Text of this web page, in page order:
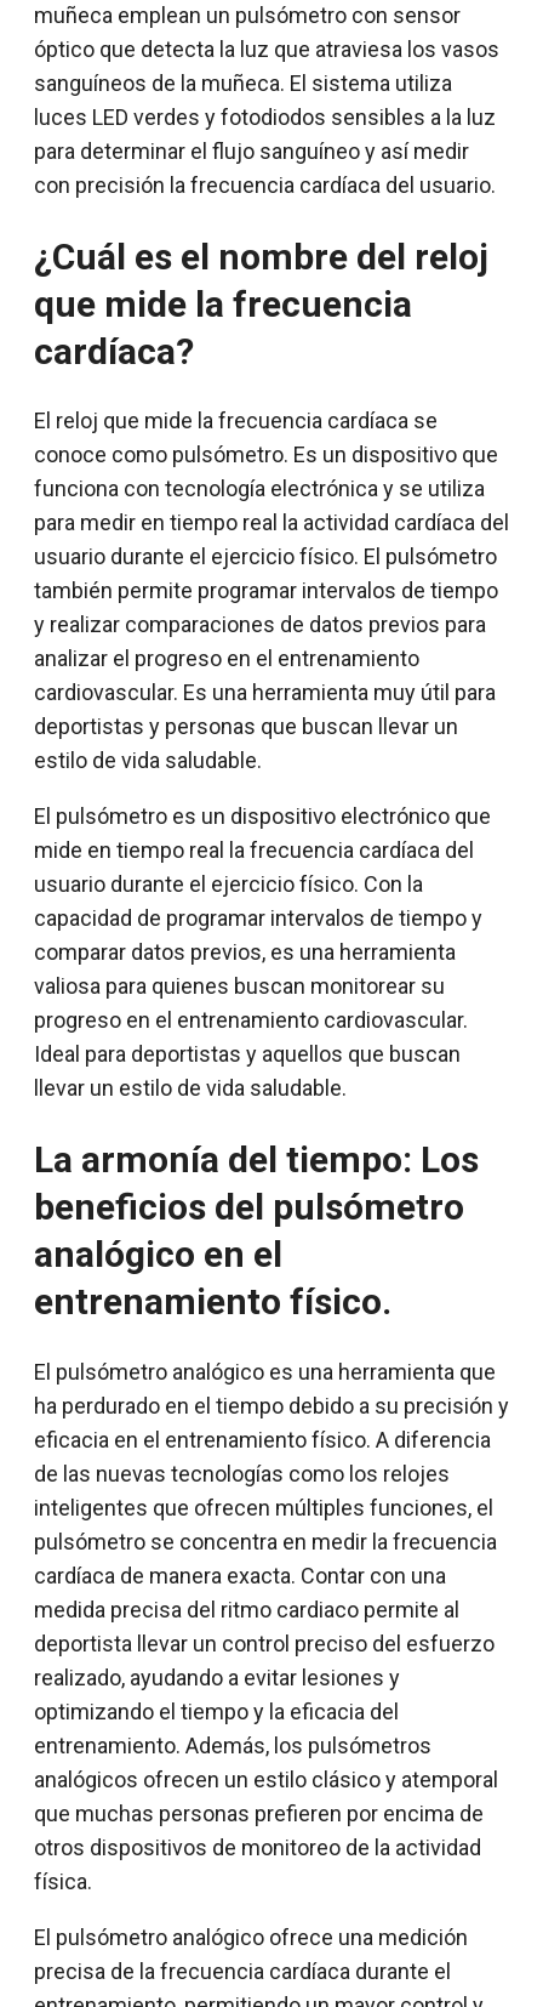
muñeca emplean un pulsómetro con sensor
óptico que detecta la luz que atraviesa los vasos
sanguíneos de la muñeca. El sistema utiliza
luces LED verdes y fotodiodos sensibles a la luz
para determinar el flujo sanguíneo y así medir
con precisión la frecuencia cardíaca del usuario.
¿Cuál es el nombre del reloj
que mide la frecuencia
cardíaca?
El reloj que mide la frecuencia cardíaca se
conoce como pulsómetro. Es un dispositivo que
funciona con tecnología electrónica y se utiliza
para medir en tiempo real la actividad cardíaca del
usuario durante el ejercicio físico. El pulsómetro
también permite programar intervalos de tiempo
y realizar comparaciones de datos previos para
analizar el progreso en el entrenamiento
cardiovascular. Es una herramienta muy útil para
deportistas y personas que buscan llevar un
estilo de vida saludable.
El pulsómetro es un dispositivo electrónico que
mide en tiempo real la frecuencia cardíaca del
usuario durante el ejercicio físico. Con la
capacidad de programar intervalos de tiempo y
comparar datos previos, es una herramienta
valiosa para quienes buscan monitorear su
progreso en el entrenamiento cardiovascular.
Ideal para deportistas y aquellos que buscan
llevar un estilo de vida saludable.
La armonía del tiempo: Los
beneficios del pulsómetro
analógico en el
entrenamiento físico.
El pulsómetro analógico es una herramienta que
ha perdurado en el tiempo debido a su precisión y
eficacia en el entrenamiento físico. A diferencia
de las nuevas tecnologías como los relojes
inteligentes que ofrecen múltiples funciones, el
pulsómetro se concentra en medir la frecuencia
cardíaca de manera exacta. Contar con una
medida precisa del ritmo cardiaco permite al
deportista llevar un control preciso del esfuerzo
realizado, ayudando a evitar lesiones y
optimizando el tiempo y la eficacia del
entrenamiento. Además, los pulsómetros
analógicos ofrecen un estilo clásico y atemporal
que muchas personas prefieren por encima de
otros dispositivos de monitoreo de la actividad
física.
El pulsómetro analógico ofrece una medición
precisa de la frecuencia cardíaca durante el